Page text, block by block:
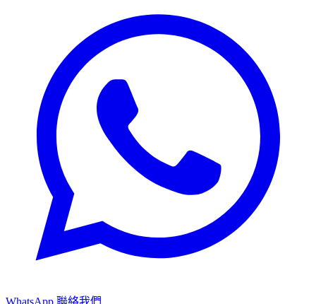
WhatsApp 聯絡我們